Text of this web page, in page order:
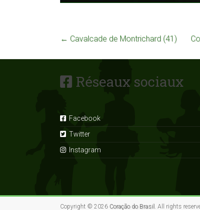
← Cavalcade de Montrichard (41)
Réseaux sociaux
Facebook
Twitter
Instagram
Copyright © 2026 Coração do Brasil . All rights